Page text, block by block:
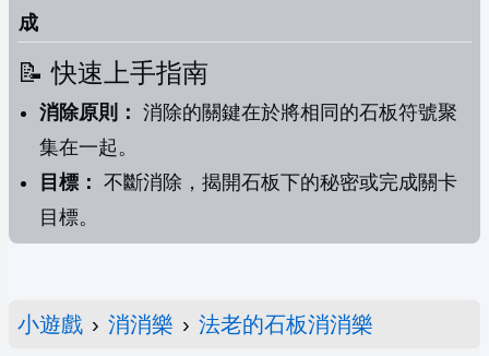
成
📝 快速上手指南
消除原則： 消除的關鍵在於將相同的石板符號聚
集在一起。
目標： 不斷消除，揭開石板下的秘密或完成關卡
目標。
小遊戲 › 消消樂 › 法老的石板消消樂